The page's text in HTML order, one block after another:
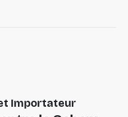
Importateur